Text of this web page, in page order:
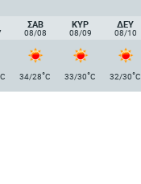
ΣΑΒ
08/08
ΚΥΡ
08/09
ΔΕΥ
08/10
C 34/28°C 33/30°C 32/30°C